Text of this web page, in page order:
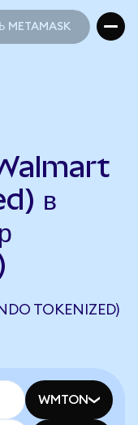
METAMASK
в
TOKENIZED)
WMTON